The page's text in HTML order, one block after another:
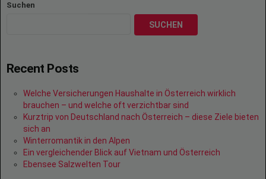
Suchen
SUCHEN
Recent Posts
Welche Versicherungen Haushalte in Österreich wirklich
brauchen – und welche oft verzichtbar sind
Kurztrip von Deutschland nach Österreich – diese Ziele bieten
sich an
Winterromantik in den Alpen
Ein vergleichender Blick auf Vietnam und Österreich
Ebensee Salzwelten Tour